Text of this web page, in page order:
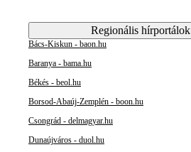
Regionális hírportálok
Bács-Kiskun - baon.hu
Baranya - bama.hu
Békés - beol.hu
Borsod-Abaúj-Zemplén - boon.hu
Csongrád - delmagyar.hu
Dunaújváros - duol.hu